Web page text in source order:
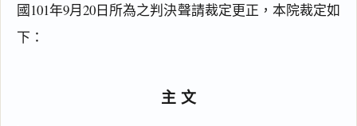
國101年9月20日所為之判決聲請裁定更正，本院裁定如
下：
主文